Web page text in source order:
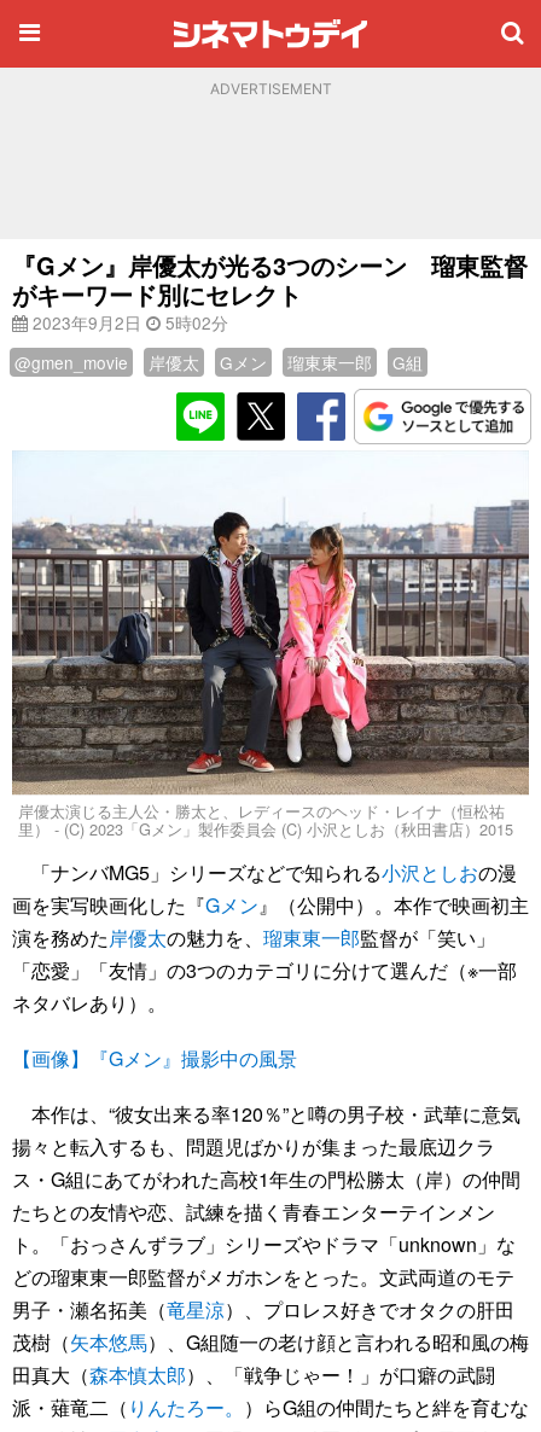
ADVERTISEMENT
『Gメン』岸優太が光る3つのシーン 瑠東監督
がキーワード別にセレクト
2023年9月2日
5時02分
@gmen_movie
岸優太 Gメン 瑠東東一郎 G組
岸優太演じる主人公・勝太と、レディースのヘッド・レイナ（恒松祐
里） - (C) 2023「Gメン」製作委員会 (C) 小沢としお（秋田書店）2015
「ナンバMG5」シリーズなどで知られる小沢としおの漫
画を実写映画化した『Gメン 』（公開中）。本作で映画初主
演を務めた岸優太の魅力を、 瑠東東一郎監督が「笑い」
「恋愛」「友情」の3つのカテゴリに分けて選んだ（※一部
ネタバレあり）。
【画像】『Gメン』撮影中の風景
本作は、“彼女出来る率120％”と噂の男子校・武華に意気
揚々と転入するも、問題児ばかりが集まった最底辺クラ
ス・G組にあてがわれた高校1年生の門松勝太（岸）の仲間
たちとの友情や恋、試練を描く青春エンターテインメン
ト。「おっさんずラブ」シリーズやドラマ「unknown」な
どの瑠東東一郎監督がメガホンをとった。文武両道のモテ
男子・瀬名拓美（竜星涼）、プロレス好きでオタクの肝田
茂樹（矢本悠馬）、G組随一の老け顔と言われる昭和風の梅
田真大（森本慎太郎）、「戦争じゃー！」が口癖の武闘
派・薙竜二（ りんたろー。 ）らG組の仲間たちと絆を育むな